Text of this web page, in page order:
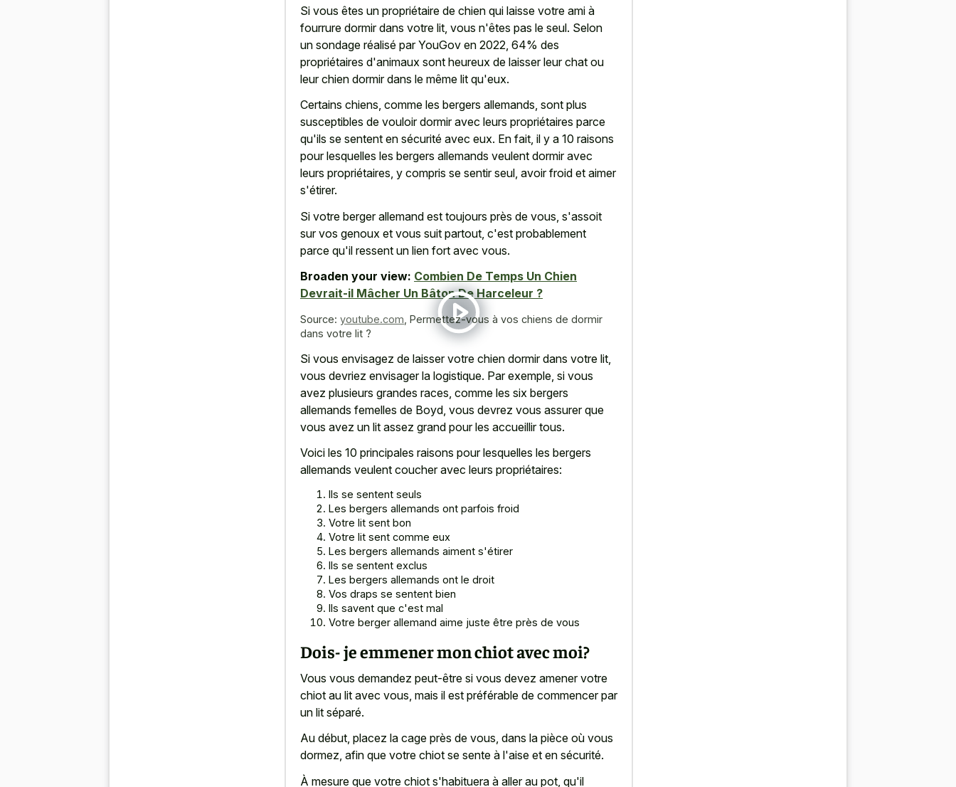
Si vous êtes un propriétaire de chien qui laisse votre ami à
fourrure dormir dans votre lit, vous n'êtes pas le seul. Selon
un sondage réalisé par YouGov en 2022, 64% des
propriétaires d'animaux sont heureux de laisser leur chat ou
leur chien dormir dans le même lit qu'eux.
Certains chiens, comme les bergers allemands, sont plus
susceptibles de vouloir dormir avec leurs propriétaires parce
qu'ils se sentent en sécurité avec eux. En fait, il y a 10 raisons
pour lesquelles les bergers allemands veulent dormir avec
leurs propriétaires, y compris se sentir seul, avoir froid et aimer
s'étirer.
Si votre berger allemand est toujours près de vous, s'assoit
sur vos genoux et vous suit partout, c'est probablement
parce qu'il ressent un lien fort avec vous.
Broaden your view: Combien De Temps Un Chien
Devrait-il Mâcher Un Bâton De Harceleur ?
Source: youtube.com Permettez-vous à vos chiens de dormir
dans votre lit ?
Si vous envisagez de laisser votre chien dormir dans votre lit,
vous devriez envisager la logistique. Par exemple, si vous
avez plusieurs grandes races, comme les six bergers
allemands femelles de Boyd, vous devrez vous assurer que
vous avez un lit assez grand pour les accueillir tous.
Voici les 10 principales raisons pour lesquelles les bergers
allemands veulent coucher avec leurs propriétaires:
Ils se sentent seuls
Les bergers allemands ont parfois froid
Votre lit sent bon
Votre lit sent comme eux
Les bergers allemands aiment s'étirer
Ils se sentent exclus
Les bergers allemands ont le droit
Vos draps se sentent bien
Ils savent que c'est mal
Votre berger allemand aime juste être près de vous
Dois- je emmener mon chiot avec moi?
Vous vous demandez peut-être si vous devez amener votre
chiot au lit avec vous, mais il est préférable de commencer par
un lit séparé.
Au début, placez la cage près de vous, dans la pièce où vous
dormez, afin que votre chiot se sente à l'aise et en sécurité.
À mesure que votre chiot s'habituera à aller au pot, qu'il